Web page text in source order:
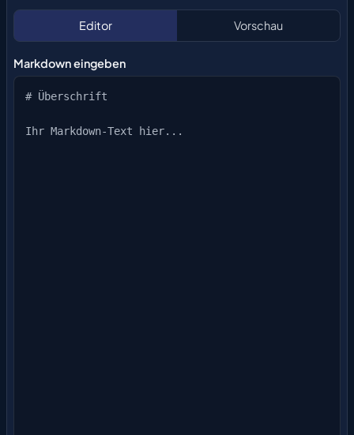
Editor Vorschau
Markdown eingeben